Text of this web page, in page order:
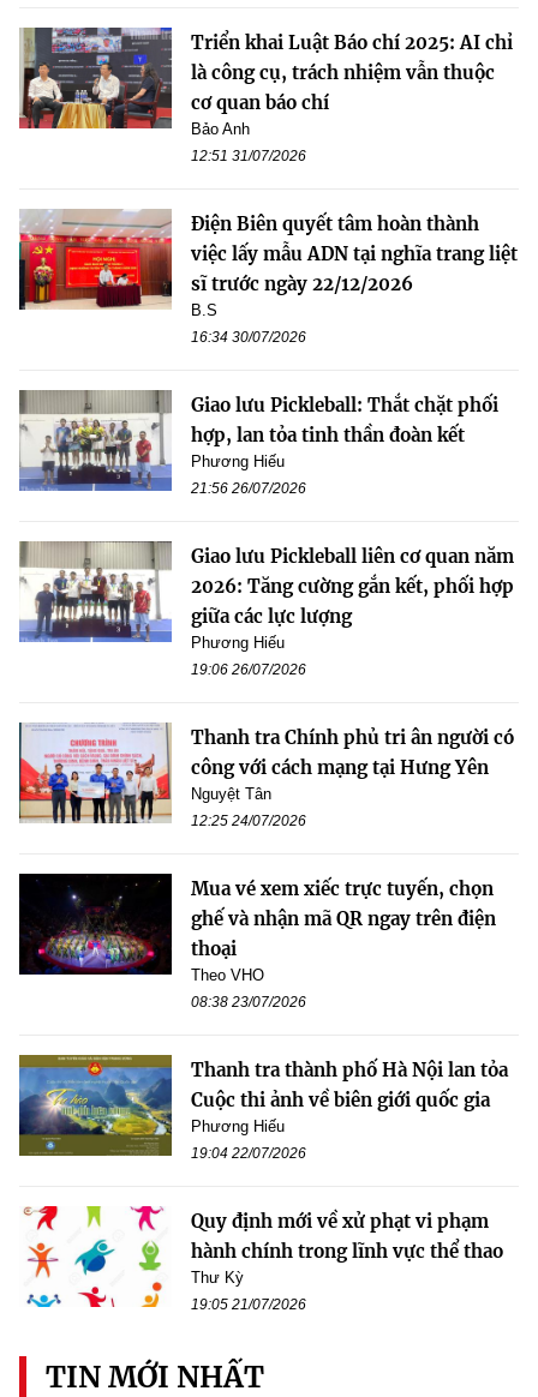
Triển khai Luật Báo chí 2025: AI chỉ
là công cụ, trách nhiệm vẫn thuộc
cơ quan báo chí
Bảo Anh
12:51 31/07/2026
Điện Biên quyết tâm hoàn thành
việc lấy mẫu ADN tại nghĩa trang liệt
sĩ trước ngày 22/12/2026
B.S
16:34 30/07/2026
Giao lưu Pickleball: Thắt chặt phối
hợp, lan tỏa tinh thần đoàn kết
Phương Hiếu
21:56 26/07/2026
Giao lưu Pickleball liên cơ quan năm
2026: Tăng cường gắn kết, phối hợp
giữa các lực lượng
Phương Hiếu
19:06 26/07/2026
Thanh tra Chính phủ tri ân người có
công với cách mạng tại Hưng Yên
Nguyệt Tân
12:25 24/07/2026
Mua vé xem xiếc trực tuyến, chọn
ghế và nhận mã QR ngay trên điện
thoại
Theo VHO
08:38 23/07/2026
Thanh tra thành phố Hà Nội lan tỏa
Cuộc thi ảnh về biên giới quốc gia
Phương Hiếu
19:04 22/07/2026
Quy định mới về xử phạt vi phạm
hành chính trong lĩnh vực thể thao
Thư Kỳ
19:05 21/07/2026
TIN MỚI NHẤT